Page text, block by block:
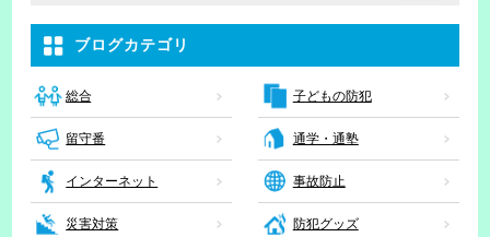
ブログカテゴリ
総合 子どもの防犯
留守番 通学・通塾
インターネット 事故防止
災害対策 防犯グッズ